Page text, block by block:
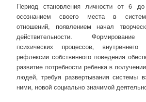
Период становления личности от 6
осознанием своего места в
отношений, появлением начал
действительности. Формирование
психических процессов,
рефлексии собственного поведения
развитие потребности ребенка в
людей, требуя развертывания системы
ними, новой социально значимой